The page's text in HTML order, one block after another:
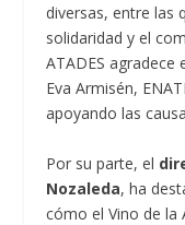
diversas, entre las
solidaridad y el
ATADES agradece
Eva Armisén,
apoyando las
Por su parte, el
Nozaleda, ha
cómo el Vino de la